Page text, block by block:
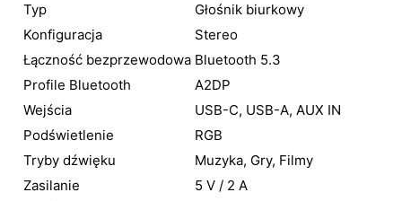
Typ
Głośnik biurkowy
Konfiguracja
Stereo
Łączność bezprzewodowa Bluetooth 5.3
Profile Bluetooth
A2DP
Wejścia
USB-C, USB-A, AUX IN
Podświetlenie
RGB
Tryby dźwięku
Muzyka, Gry, Filmy
Zasilanie
5 V / 2 A